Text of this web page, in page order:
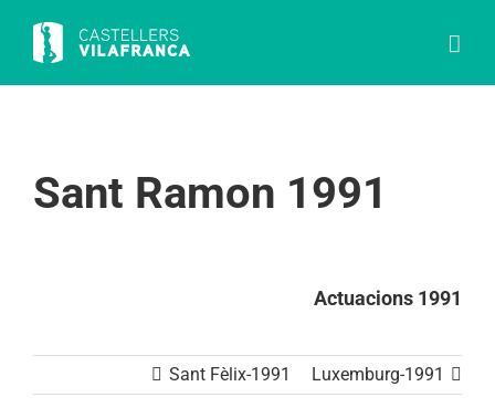
content
Sant Ramon 1991
Actuacions 1991
Sant Fèlix-1991 Luxemburg-1991